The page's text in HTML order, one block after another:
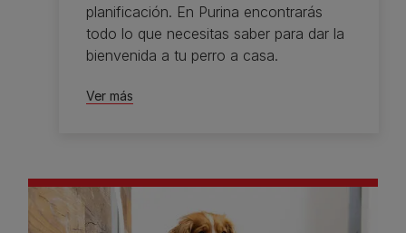
planificación. En Purina encontrarás
todo lo que necesitas saber para dar la
bienvenida a tu perro a casa.
Ver más